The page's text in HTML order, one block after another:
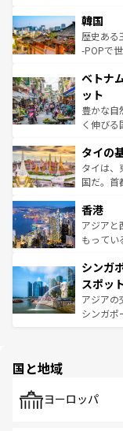
はコンテ
いる。ア
ビング、
い。オー
参照して
ン）、静
と山間の
驚きをも
容にもい
照してほ
韓国
歴史ある
-POPで
き、地方
できる。
まで、
らでは
覧 を参
ベトナ
ット
豊かな自
く伸びる
急速な発
ーチミン
醸し出し
とつ。フ
ひ現地で
が旅行者
参照して
タイの
タイは、
国だ。首
の活気が
帯で自然
いビーチ
激する。
が待って
た文化、
け
香港
アジアと
もってい
み、どこ
ており、
うな絶景
そ
シンガ
スポッ
アジアの
シンガポ
で、ホー
国と地域
ヨーロッパ